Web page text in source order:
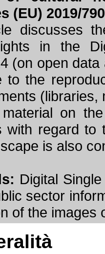
(EU) 2019/
discusses
in the
(on open
to the
material on
with regard to
is also
Digital
sector
of the images